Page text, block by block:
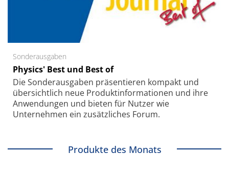
Sonderausgaben
Physics' Best und Best of
Die Sonder­ausgaben präsentieren kompakt und
übersichtlich neue Produkt­informationen und ihre
Anwendungen und bieten für Nutzer wie
Unternehmen ein zusätzliches Forum.
Produkte des Monats